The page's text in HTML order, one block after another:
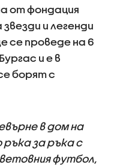
от фондация
и легенди
проведе на 6
и е в
борят с
в дом на
за ръка с
футбол,